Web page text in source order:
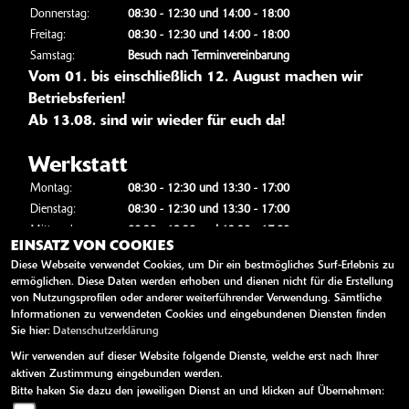
Donnerstag:
08:30 - 12:30 und 14:00 - 18:00
Freitag:
08:30 - 12:30 und 14:00 - 18:00
Samstag:
Besuch nach Terminvereinbarung
Vom 01. bis einschließlich 12. August machen wir
Betriebsferien!
Ab 13.08. sind wir wieder für euch da!
Werkstatt
Montag:
08:30 - 12:30 und 13:30 - 17:00
Dienstag:
08:30 - 12:30 und 13:30 - 17:00
Mittwoch:
08:30 - 12:30 und 13:30 - 17:00
Donnerstag:
08:30 - 12:30 und 13:30 - 17:00
Freitag:
08:30 - 12:30 und 13:30 - 17:00
Samstag:
geschlossen
LINKS
Impressum
Datenschutz
Disclaimer
EINSATZ VON COOKIES
Diese Webseite verwendet Cookies, um Dir ein bestmögliches Surf-Erlebnis zu
ermöglichen. Diese Daten werden erhoben und dienen nicht für die Erstellung
von Nutzungsprofilen oder anderer weiterführender Verwendung. Sämtliche
Informationen zu verwendeten Cookies und eingebundenen Diensten finden
Sie hier: Datenschutzerklärung
Wir verwenden auf dieser Website folgende Dienste, welche erst nach Ihrer
aktiven Zustimmung eingebunden werden.
Bitte haken Sie dazu den jeweiligen Dienst an und klicken auf Übernehmen: